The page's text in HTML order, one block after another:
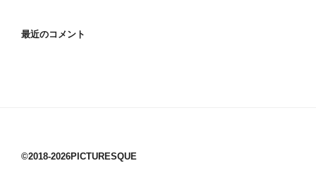
最近のコメント
©2018-2026PICTURESQUE